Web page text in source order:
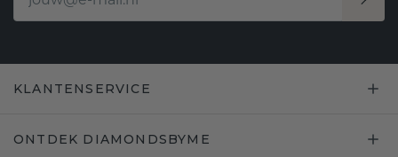
KLANTENSERVICE
ONTDEK DIAMONDSBYME